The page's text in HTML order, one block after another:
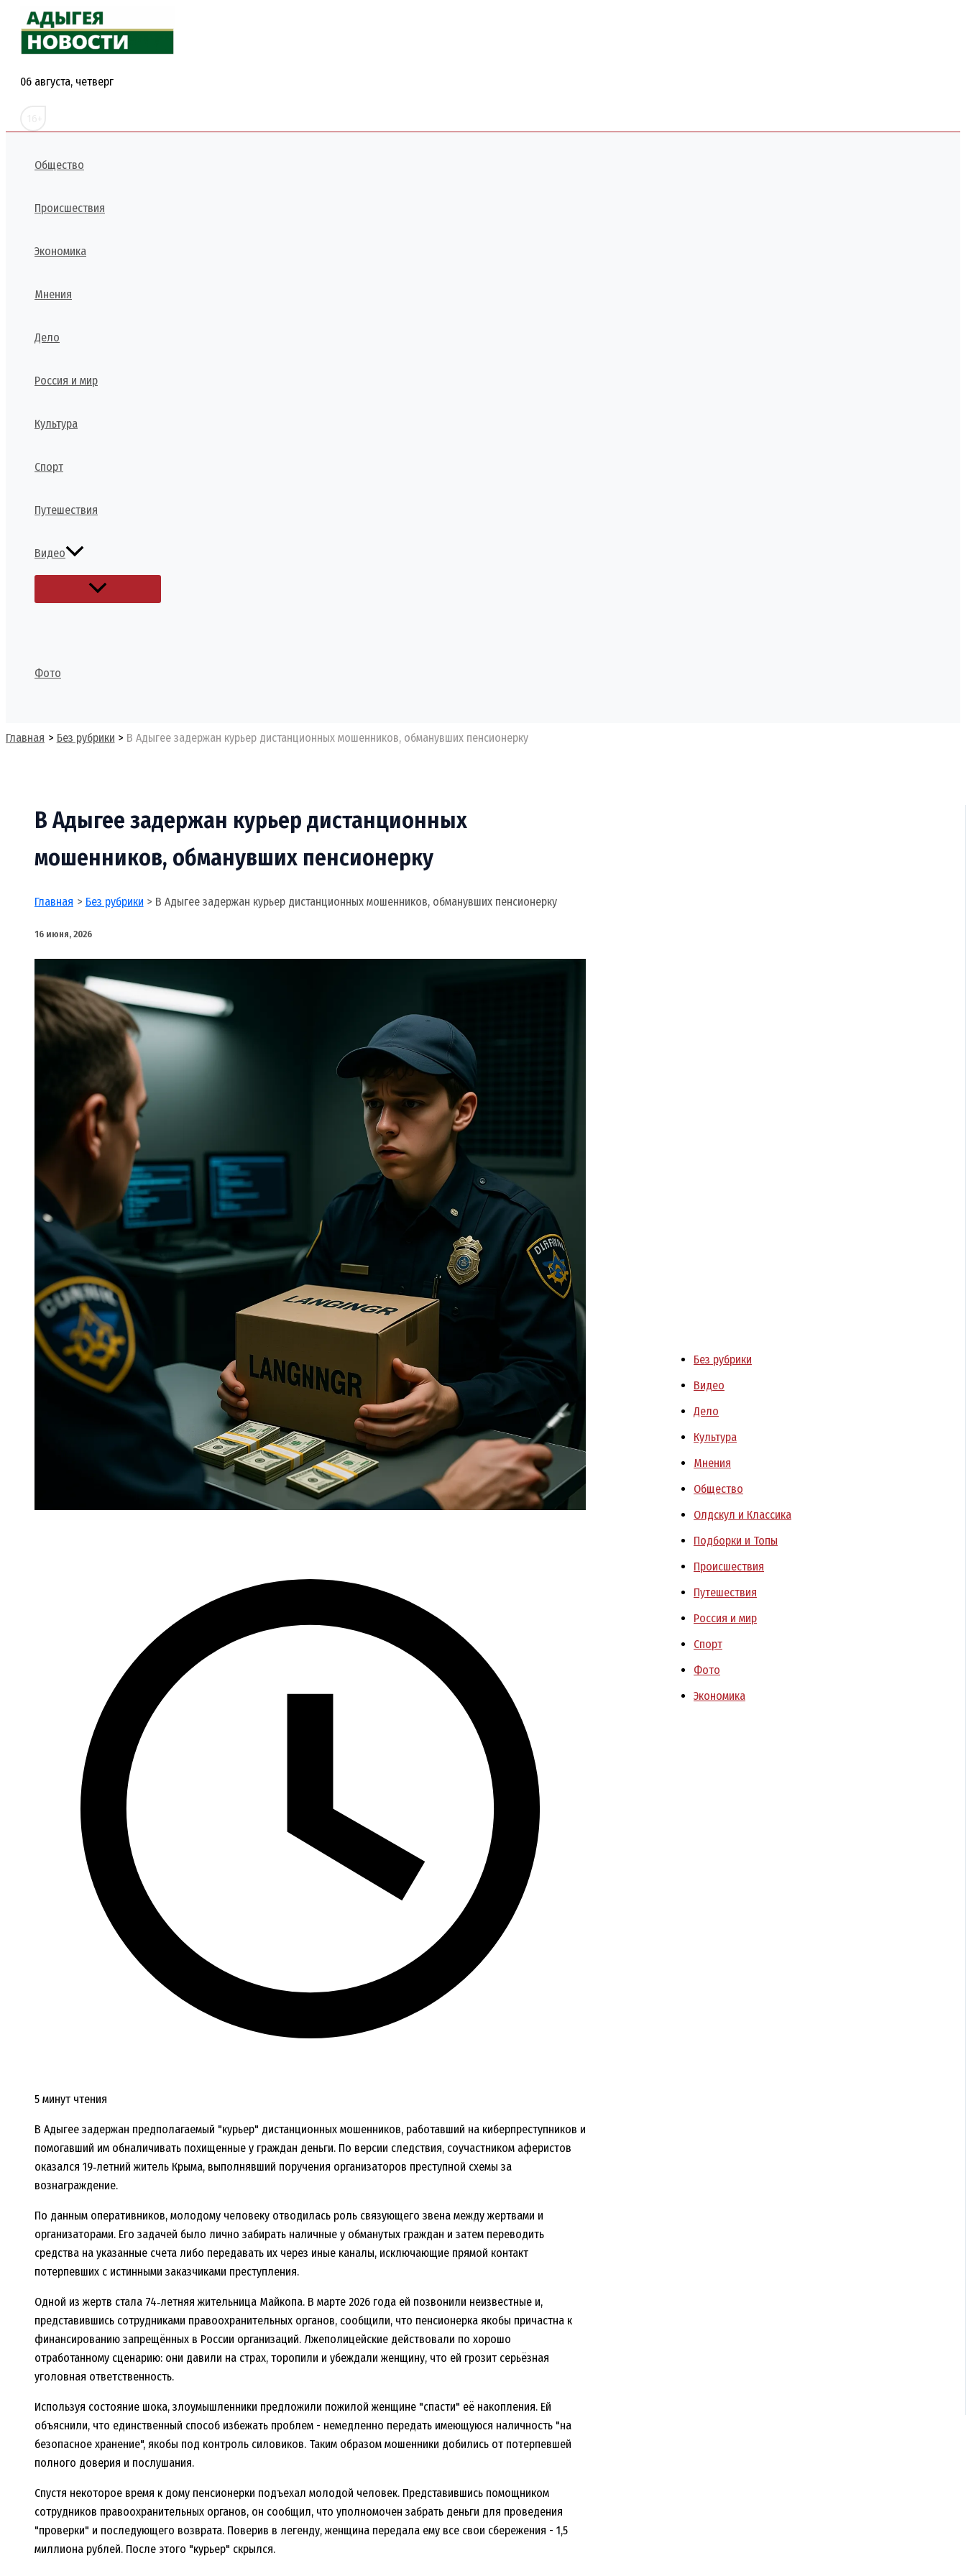
Перейти
содержимому
06 августа, четверг
Общество
Происшествия
Экономика
Мнения
Дело
Россия и мир
Культура
Спорт
Путешествия
Видео
Фото
Главная Без рубрики В Адыгее задержан курьер дистанционных мошенников, обманувших пенсионерку
В Адыгее задержан курьер дистанционных
мошенников, обманувших пенсионерку
Главная Без рубрики В Адыгее задержан курьер дистанционных мошенников, обманувших пенсионерку
16 июня, 2026
5 минут чтения
В Адыгее задержан предполагаемый "курьер" дистанционных мошенников, работавший на киберпреступников и
помогавший им обналичивать похищенные у граждан деньги. По версии следствия, соучастником аферистов
оказался 19‑летний житель Крыма, выполнявший поручения организаторов преступной схемы за
вознаграждение.
По данным оперативников, молодому человеку отводилась роль связующего звена между жертвами и
организаторами. Его задачей было лично забирать наличные у обманутых граждан и затем переводить
средства на указанные счета либо передавать их через иные каналы, исключающие прямой контакт
потерпевших с истинными заказчиками преступления.
Одной из жертв стала 74‑летняя жительница Майкопа. В марте 2026 года ей позвонили неизвестные и,
представившись сотрудниками правоохранительных органов, сообщили, что пенсионерка якобы причастна к
финансированию запрещённых в России организаций. Лжеполицейские действовали по хорошо
отработанному сценарию: они давили на страх, торопили и убеждали женщину, что ей грозит серьёзная
уголовная ответственность.
Используя состояние шока, злоумышленники предложили пожилой женщине "спасти" её накопления. Ей
объяснили, что единственный способ избежать проблем - немедленно передать имеющуюся наличность "на
безопасное хранение", якобы под контроль силовиков. Таким образом мошенники добились от потерпевшей
полного доверия и послушания.
Спустя некоторое время к дому пенсионерки подъехал молодой человек. Представившись помощником
сотрудников правоохранительных органов, он сообщил, что уполномочен забрать деньги для проведения
"проверки" и последующего возврата. Поверив в легенду, женщина передала ему все свои сбережения - 1,5
миллиона рублей. После этого "курьер" скрылся.
Без рубрики
Видео
Дело
Культура
Мнения
Общество
Олдскул и Классика
Подборки и Топы
Происшествия
Путешествия
Россия и мир
Спорт
Фото
Экономика